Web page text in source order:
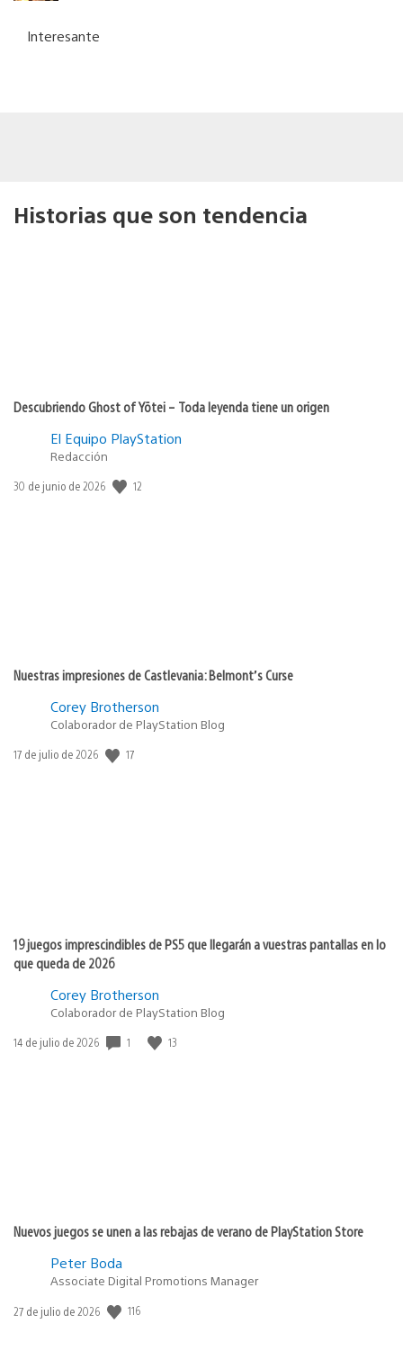
Interesante
Historias que son tendencia
Descubriendo Ghost of Yōtei – Toda leyenda tiene un origen
El Equipo PlayStation
Redacción
Fecha
30 de junio de 2026 12
Nuestras impresiones de Castlevania: Belmont’s Curse
Corey Brotherson
Colaborador de PlayStation Blog
Fecha
17 de julio de 2026 17
19 juegos imprescindibles de PS5 que llegarán a vuestras pantallas en lo
que queda de 2026
Corey Brotherson
Colaborador de PlayStation Blog
Fecha
14 de julio de 2026 1 13
Nuevos juegos se unen a las rebajas de verano de PlayStation Store
Peter Boda
Associate Digital Promotions Manager
Fecha
27 de julio de 2026 116